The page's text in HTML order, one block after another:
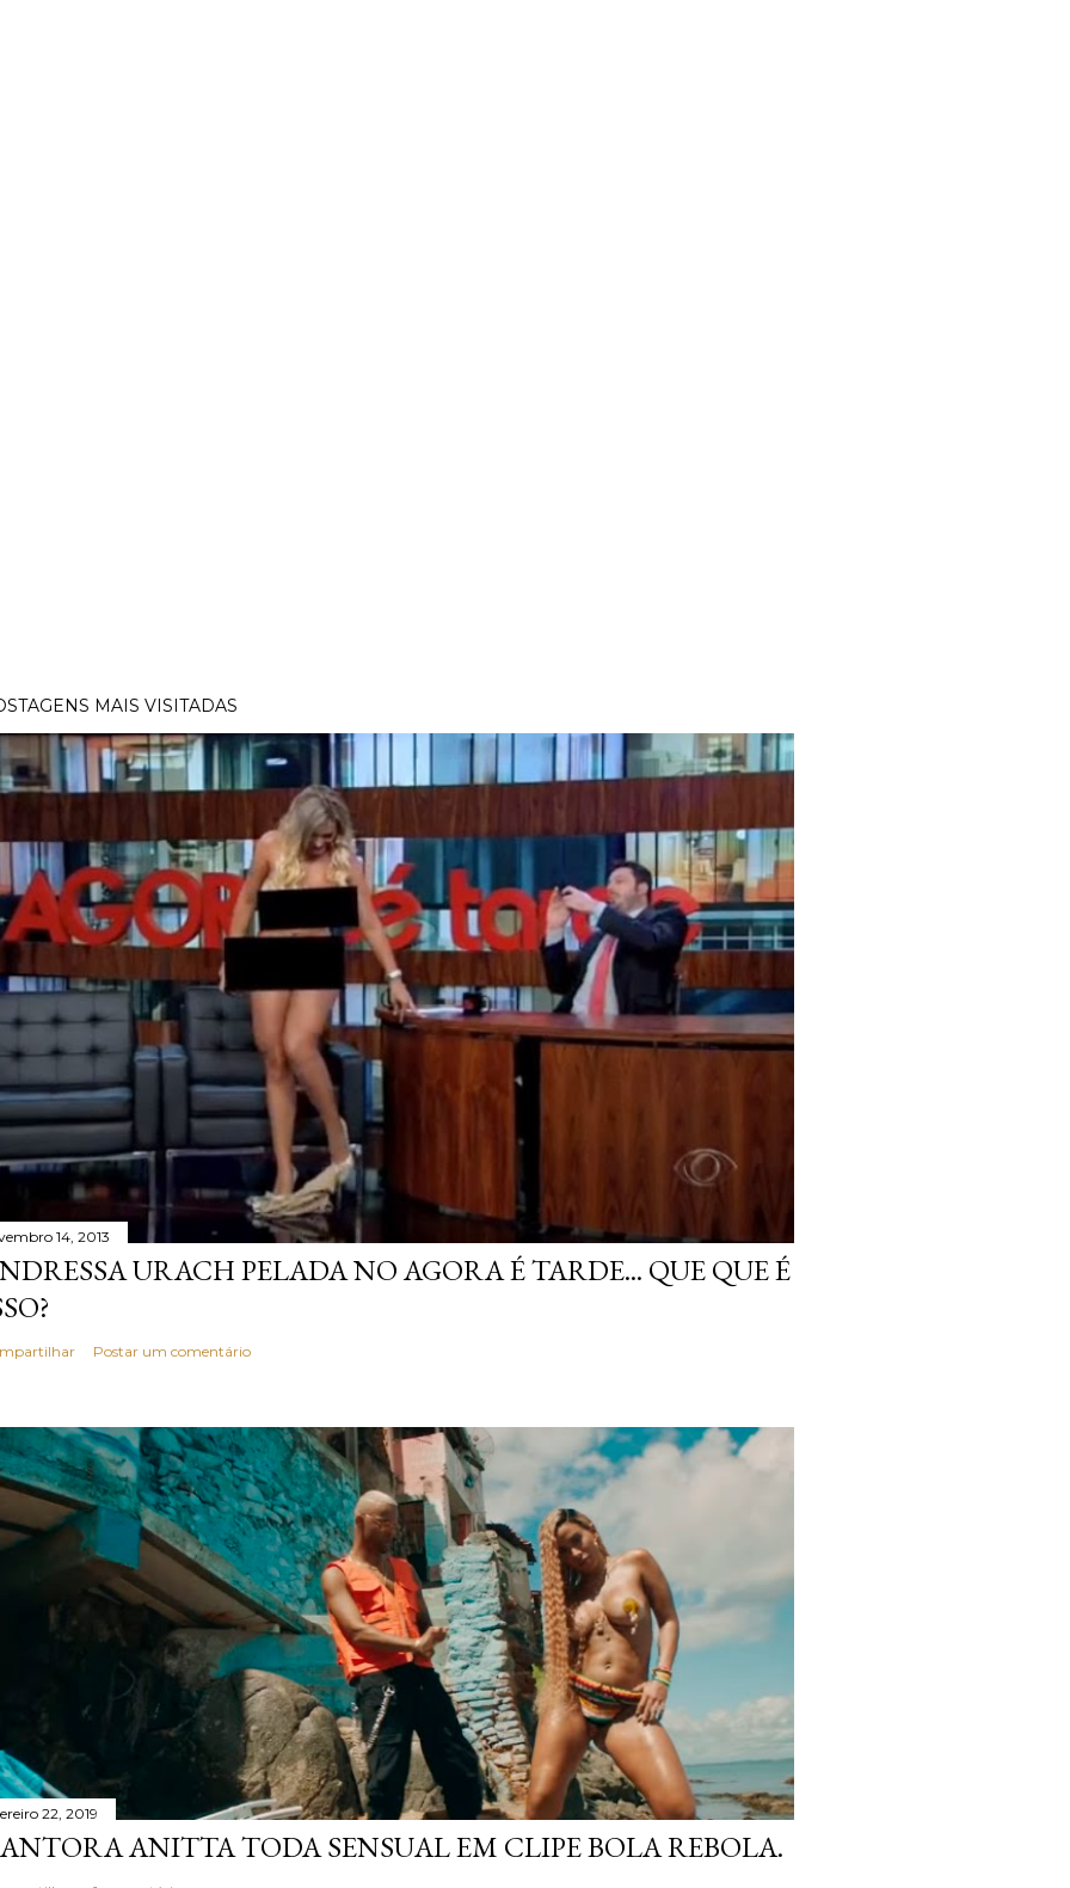
MAIS VISITADAS
14, 2013
URACH PELADA NO AGORA É TARDE... QUE QUE É
Postar um comentário
22, 2019
ANITTA TODA SENSUAL EM CLIPE BOLA REBOLA.